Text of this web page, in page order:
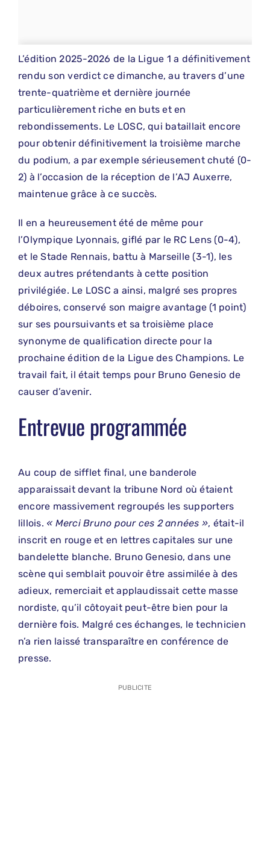
L’édition 2025-2026 de la Ligue 1 a définitivement
rendu son verdict ce dimanche, au travers d’une
trente-quatrième et dernière journée
particulièrement riche en buts et en
rebondissements. Le LOSC, qui bataillait encore
pour obtenir définitivement la troisième marche
du podium, a par exemple sérieusement chuté (0-
2) à l’occasion de la réception de l’AJ Auxerre,
maintenue grâce à ce succès.
Il en a heureusement été de même pour
l’Olympique Lyonnais, giflé par le RC Lens (0-4),
et le Stade Rennais, battu à Marseille (3-1), les
deux autres prétendants à cette position
privilégiée. Le LOSC a ainsi, malgré ses propres
déboires, conservé son maigre avantage (1 point)
sur ses poursuivants et sa troisième place
synonyme de qualification directe pour la
prochaine édition de la Ligue des Champions. Le
travail fait, il était temps pour Bruno Genesio de
causer d’avenir.
Entrevue programmée
Au coup de sifflet final, une banderole
apparaissait devant la tribune Nord où étaient
encore massivement regroupés les supporters
lillois. « Merci Bruno pour ces 2 années », était-il
inscrit en rouge et en lettres capitales sur une
bandelette blanche. Bruno Genesio, dans une
scène qui semblait pouvoir être assimilée à des
adieux, remerciait et applaudissait cette masse
nordiste, qu’il côtoyait peut-être bien pour la
dernière fois. Malgré ces échanges, le technicien
n’a rien laissé transparaître en conférence de
presse.
PUBLICITE